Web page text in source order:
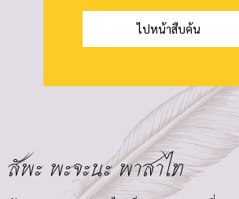
ไปหน้าสืบค้น
สัพะ พะจะนะ พาสาไท